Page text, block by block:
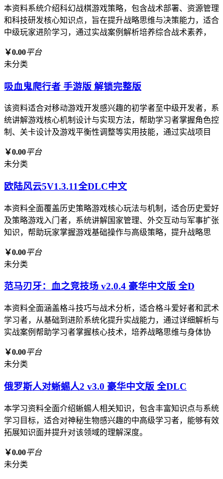
本资料系统介绍科幻战棋游戏策略，包含战术部署、资源管理
和科技研发核心知识点，旨在提升战略思维与决策能力，适合
中级玩家进阶学习，通过实战案例解析培养综合战术素养，
￥0.00平台
未分类
吸血鬼爬行者 手游版 解锁完整版
该资料适合对移动游戏开发感兴趣的初学者至中级开发者，系
统讲解游戏核心机制设计与实现方法，帮助学习者掌握角色控
制、关卡设计及游戏平衡性调整等实用技能，通过实战项目
￥0.00平台
未分类
欧陆风云5V1.3.11全DLC中文
本资料全面覆盖历史策略游戏核心玩法与机制，适合历史爱好
及策略游戏入门者，系统讲解国家管理、外交互动与军事扩张
知识，帮助玩家掌握游戏基础操作与高级策略，提升战略思
￥0.00平台
未分类
范马刃牙：血之竞技场 v2.0.4 豪华中文版 全D
本资料全面涵盖格斗技巧与战术分析，适合格斗爱好者和武术
学习者，从基础到进阶系统化提升实战能力，通过详细解析与
实战案例帮助学习者掌握核心技术，培养战略思维与身体协
￥0.00平台
未分类
俄罗斯人对蜥蜴人2 v3.0 豪华中文版 全DLC
本学习资料全面介绍蜥蜴人相关知识，包含丰富知识点与系统
学习目标，适合对神秘生物感兴趣的中高级学习者，能够有效
拓展知识面并提升对该领域的理解深度。
￥0.00平台
未分类